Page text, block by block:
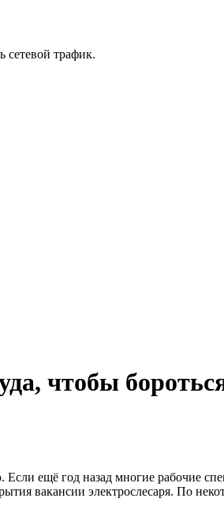
сетевой трафик.
чтобы
ещё год назад многие рабочие
вакансии электрослесаря. По